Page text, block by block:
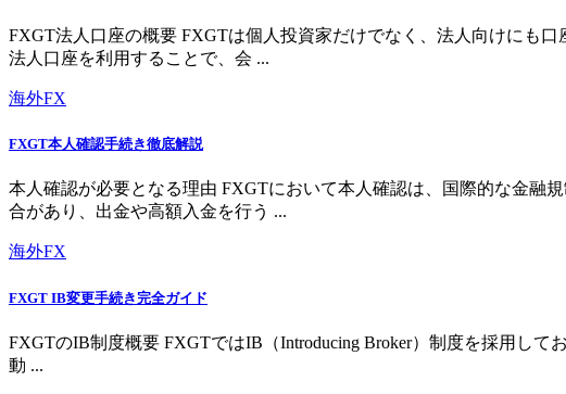
FXGT法人口座の概要 FXGTは個人投資家だけでなく、法人向けにも
法人口座を利用することで、会 ...
海外FX
FXGT本人確認手続き徹底解説
本人確認が必要となる理由 FXGTにおいて本人確認は、国際的な金融
合があり、出金や高額入金を行う ...
海外FX
FXGT IB変更手続き完全ガイド
FXGTのIB制度概要 FXGTではIB（Introducing Broker）制度を採用し
動 ...